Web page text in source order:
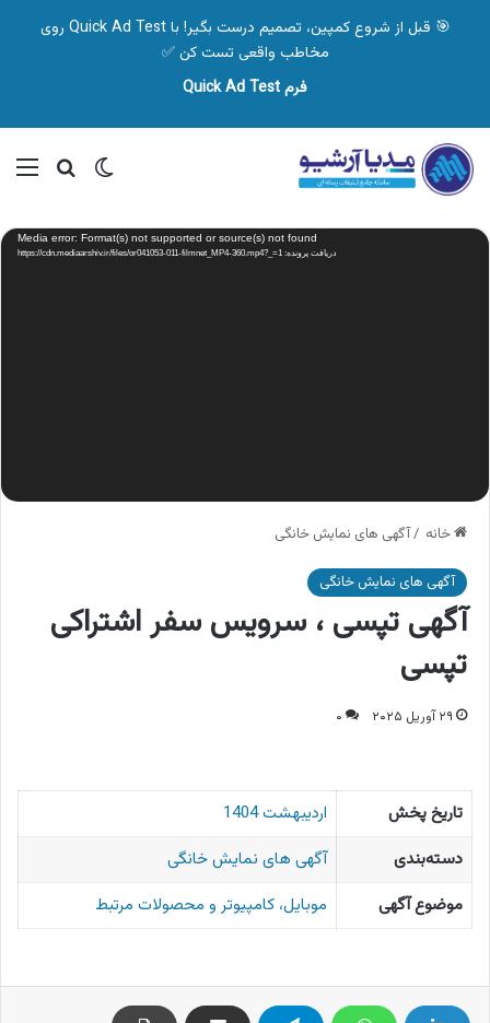
🎯 قبل از شروع کمپین، تصمیم درست بگیر! با Quick Ad Test روی
مخاطب واقعی تست کن ✅
فرم Quick Ad Test
تغییر پوسته
نمایشگر
ویدیو Media error: Format(s) not supported or source(s) not found
دریافت پرونده: https://cdn.mediaarshiv.ir/files/or041053-011-filmnet_MP4-360.mp4?_=1
خانه /آگهی های نمایش خانگی
آگهی های نمایش خانگی
آگهی تپسی ، سرویس سفر اشتراکی
تپسی
۲۹ آوریل ۲۰۲۵ ۰
تاریخ پخش
اردیبهشت 1404
دسته‌بندی
آگهی های نمایش خانگی
موضوع آگهی
موبایل، کامپیوتر و محصولات مرتبط